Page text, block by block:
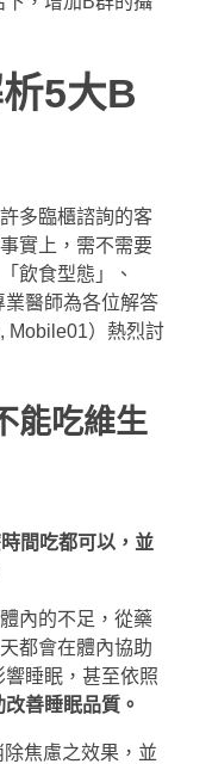
5大B
多臨櫃諮詢的客
實上，需不需要
飲食型態」、
業醫師為各位解答
Mobile01）熱烈討
能吃維生
間吃都可以，並
內的不足，從藥
都會在體內協助
睡眠，甚至依照
善睡眠品質。
焦慮之效果，並